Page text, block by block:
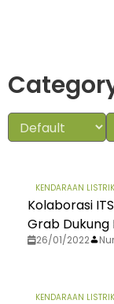
KENDARAAN LISTRIK
Kolaborasi
Grab Dukung
26/01/2022
KENDARAAN LISTRIK